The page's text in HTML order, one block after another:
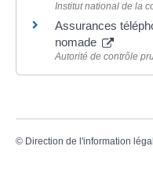
Institut national de la
Assurances
nomade
Autorité de contrôle
© Direction de l'information